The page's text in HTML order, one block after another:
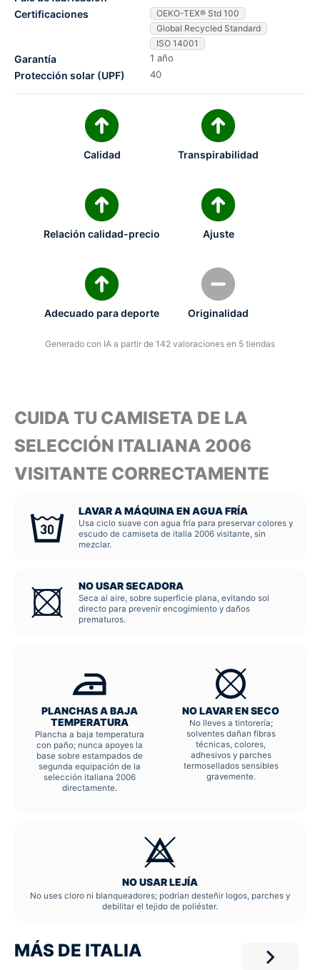
Certificaciones
OEKO-TEX® Std 100
Global Recycled Standard
ISO 14001
Garantía 1 año
Protección solar (UPF) 40
Calidad Transpirabilidad
Relación calidad-precio Ajuste
Adecuado para deporte Originalidad
Generado con IA a partir de 142 valoraciones en 5 tiendas
CUIDA TU CAMISETA DE LA
SELECCIÓN ITALIANA 2006
VISITANTE CORRECTAMENTE
LAVAR A MÁQUINA EN AGUA FRÍA
Usa ciclo suave con agua fría para preservar colores y
escudo de camiseta de italia 2006 visitante, sin
mezclar.
NO USAR SECADORA
Seca al aire, sobre superficie plana, evitando sol
directo para prevenir encogimiento y daños
prematuros.
PLANCHAS A BAJA
TEMPERATURA
Plancha a baja temperatura
con paño; nunca apoyes la
base sobre estampados de
segunda equipación de la
selección italiana 2006
directamente.
NO LAVAR EN SECO
No lleves a tintorería;
solventes dañan fibras
técnicas, colores,
adhesivos y parches
termosellados sensibles
gravemente.
NO USAR LEJÍA
No uses cloro ni blanqueadores; podrían desteñir logos, parches y
debilitar el tejido de poliéster.
MÁS DE ITALIA